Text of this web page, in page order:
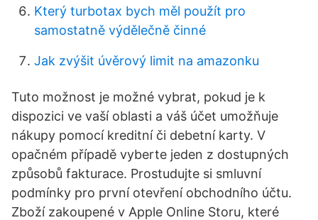
Který turbotax bych měl použít pro
samostatně výdělečně činné
Jak zvýšit úvěrový limit na amazonku
Tuto možnost je možné vybrat, pokud je k
dispozici ve vaší oblasti a váš účet umožňuje
nákupy pomocí kreditní či debetní karty. V
opačném případě vyberte jeden z dostupných
způsobů fakturace. Prostudujte si smluvní
podmínky pro první otevření obchodního účtu.
Zboží zakoupené v Apple Online Storu, které